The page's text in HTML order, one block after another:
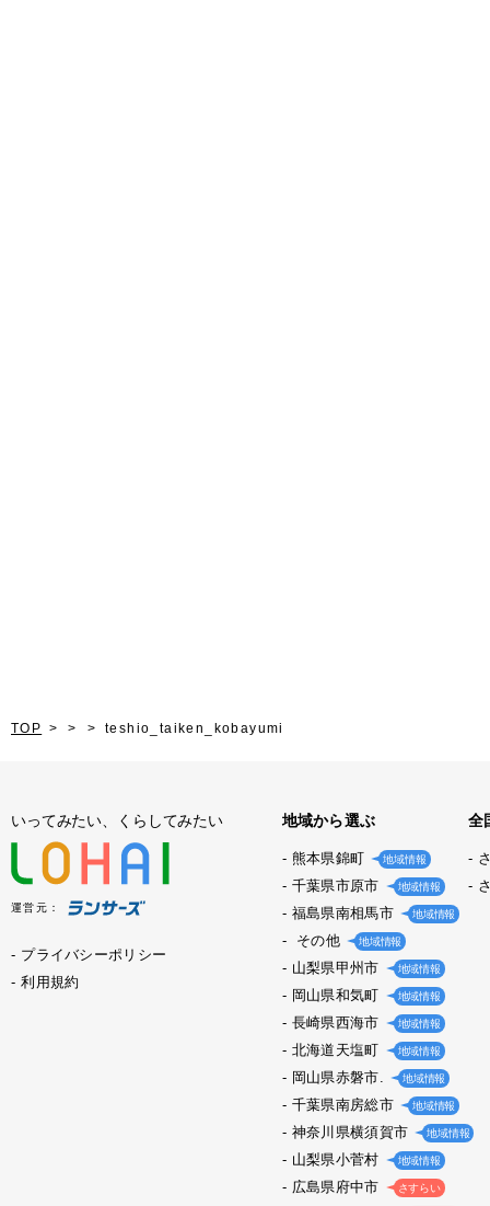
TOP teshio_taiken_kobayumi
いってみたい、くらしてみたい
運営元：
プライバシーポリシー
利用規約
地域から選ぶ
熊本県錦町 地域情報
千葉県市原市 地域情報
福島県南相馬市 地域情報
その他 地域情報
山梨県甲州市 地域情報
岡山県和気町 地域情報
長崎県西海市 地域情報
北海道天塩町 地域情報
岡山県赤磐市. 地域情報
千葉県南房総市 地域情報
神奈川県横須賀市 地域情報
山梨県小菅村 地域情報
広島県府中市 さすらい
全